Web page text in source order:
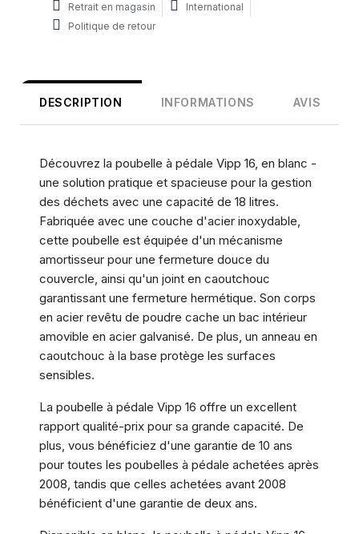
Retrait en magasin
International
Politique de retour
DESCRIPTION INFORMATIONS AVIS
Découvrez la poubelle à pédale Vipp 16, en blanc -
une solution pratique et spacieuse pour la gestion
des déchets avec une capacité de 18 litres.
Fabriquée avec une couche d'acier inoxydable,
cette poubelle est équipée d'un mécanisme
amortisseur pour une fermeture douce du
couvercle, ainsi qu'un joint en caoutchouc
garantissant une fermeture hermétique. Son corps
en acier revêtu de poudre cache un bac intérieur
amovible en acier galvanisé. De plus, un anneau en
caoutchouc à la base protège les surfaces
sensibles.
La poubelle à pédale Vipp 16 offre un excellent
rapport qualité-prix pour sa grande capacité. De
plus, vous bénéficiez d'une garantie de 10 ans
pour toutes les poubelles à pédale achetées après
2008, tandis que celles achetées avant 2008
bénéficient d'une garantie de deux ans.